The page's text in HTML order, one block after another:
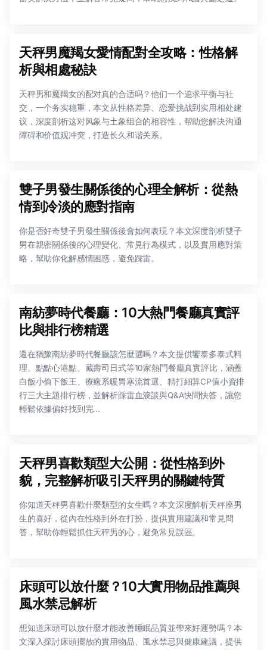
天秤男魔羯女愛情配對全攻略：性格解
析與相處秘訣
天秤男和魔羯女的配对真的合适吗？他们一个追求平衡与社
交，一个务实稳重，本文从性格差异、恋爱挑战到实用相处建
议，深度剖析这对风象与土象组合的相容性，帮助您解决沟通
障碍和价值观冲突，打造长久和谐关系。
雙子男發生關係後的心理全解析：從熱
情到冷淡的應對指南
你是否好奇雙子男發生關係後會如何表現？本文深度剖析雙子
男在親密關係後的心理變化、常見行為模式，以及實用應對策
略，幫助你化解感情困惑，避免踩雷。
南紡夢時代餐廳：10大熱門餐廳真實評
比與排行榜精選
還在猶豫南紡夢時代餐廳該怎麼選嗎？本文提供饗泰多泰式料
理、點點心港點、藏壽司日式等10家熱門餐廳真實評比，涵蓋
白飯小偷下飯王、療癒系暖胃寒流首選、精打細算CP值小資排
行三大主題排行榜，並解析踩雷血淚談與Q&A快問快答，讓您
輕鬆依據偏好找到完...
天秤男喜歡類型大公開：從性格到外
貌，完整解析吸引天秤男的關鍵特質
你知道天秤男喜歡什麼類型的女生嗎？本文深度解析天秤座男
生的喜好，從內在性格到外在打扮，提供實用建議和常見問
答，幫助你輕鬆抓住天秤男的心，避免常見誤區。
床頭可以放什麼？10大實用物品推薦與
風水禁忌解析
想知道床頭可以放什麼才能改善睡眠品質並帶來好運勢嗎？本
文深入探討床頭擺放的實用物品、風水禁忌與健康建議，提供